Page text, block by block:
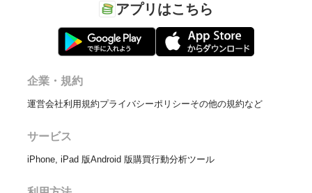
アプリはこちら
企業・規約
運営会社利用規約プライバシーポリシーその他の規約など
サービス
iPhone, iPad 版Android 版購買行動分析ツール